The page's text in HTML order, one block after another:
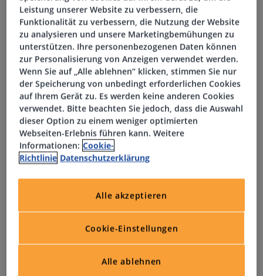
Unternehmens
Eigenverantwortung und freier Gestaltungsspielraum
Aufgaben
Hauptansprechpartner für Kunden in allen IT- und
Sicherheitsfragen sowie Cyberattacken
Bearbeitung von Incidents, Service Requests und
Changes als erweiterter First & 2nd Level Support und
primäre Eskalationsstelle für größere IT-Störungen
Leistung unserer Website zu verbessern, die
Funktionalität zu verbessern, die Nutzung der Website
zu analysieren und unsere Marketingbemühungen zu
unterstützen. Ihre personenbezogenen Daten können
zur Personalisierung von Anzeigen verwendet werden.
Wenn Sie auf „Alle ablehnen“ klicken, stimmen Sie nur
der Speicherung von unbedingt erforderlichen Cookies
auf Ihrem Gerät zu. Es werden keine anderen Cookies
verwendet. Bitte beachten Sie jedoch, dass die Auswahl
dieser Option zu einem weniger optimierten
Webseiten-Erlebnis führen kann. Weitere
Informationen: Cookie-
Richtlinie Datenschutzerklärung
Cookie-Einstellungen
Alle ablehnen
Alle akzeptieren